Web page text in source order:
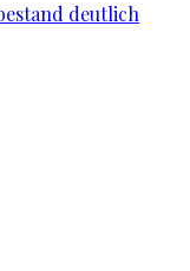
deutlich